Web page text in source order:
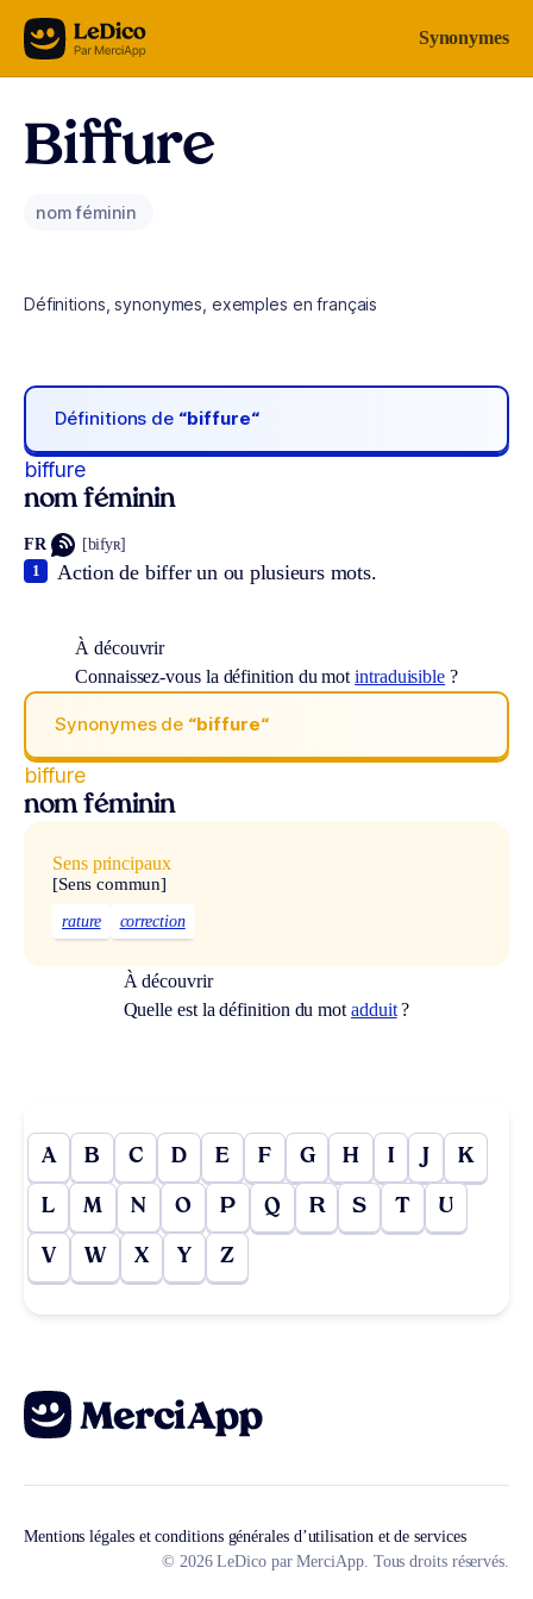
Aller au contenu Synonymes
Biffure
nom féminin
Définitions, synonymes, exemples en français
Définitions de “biffure“
biffure
nom féminin
FR [bifyʀ]
Action de biffer un ou plusieurs mots.
1
À découvrir
Connaissez-vous la définition du motintraduisible ?
Synonymes de “biffure“
biffure
nom féminin
Sens principaux
[Sens commun]
rature correction
À découvrir
Quelle est la définition du motadduit?
A B C D E F G H I J K
L M N O P Q R S T U
V W X Y Z
Mentions légales et conditions générales d’utilisation et de services
© 2026 LeDico par MerciApp. Tous droits réservés.